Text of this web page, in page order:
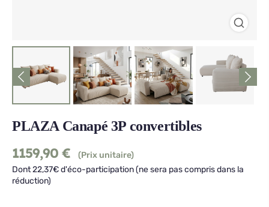
PLAZA Canapé 3P convertibles
1159,90 €
(Prix unitaire)
Dont 22,37€ d'éco-participation (ne sera pas compris dans la
réduction)